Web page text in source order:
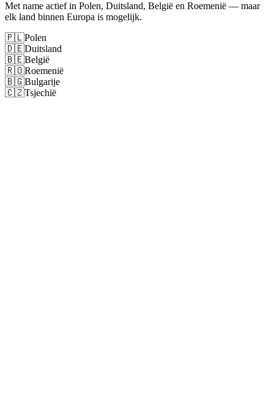
Met name actief in Polen, Duitsland, België en Roemenië — maar
elk land binnen Europa is mogelijk.
🇵🇱Polen
🇩🇪Duitsland
🇧🇪België
🇷🇴Roemenië
🇧🇬Bulgarije
🇨🇿Tsjechië